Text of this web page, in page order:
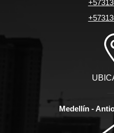
Medellín -